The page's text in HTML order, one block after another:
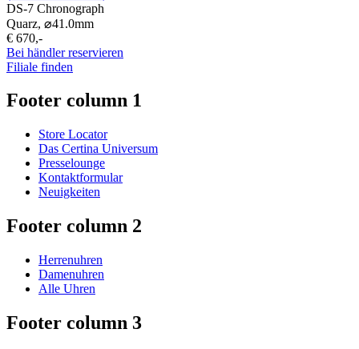
DS-7 Chronograph
Quarz, ⌀41.0mm
€ 670,-
Bei händler reservieren
Filiale finden
Footer column 1
Store Locator
Das Certina Universum
Presselounge
Kontaktformular
Neuigkeiten
Footer column 2
Herrenuhren
Damenuhren
Alle Uhren
Footer column 3